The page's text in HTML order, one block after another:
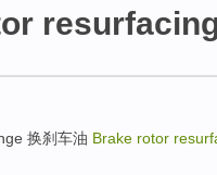
换刹车油 Brake rotor